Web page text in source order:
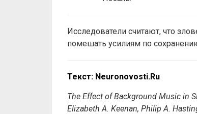
Исследователи считают, что
помешать усилиям по
Текст: Neuronovosti.Ru
The Effect of Background Music in
Elizabeth A. Keenan, Philip A.